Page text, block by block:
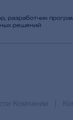
разработчик
решений